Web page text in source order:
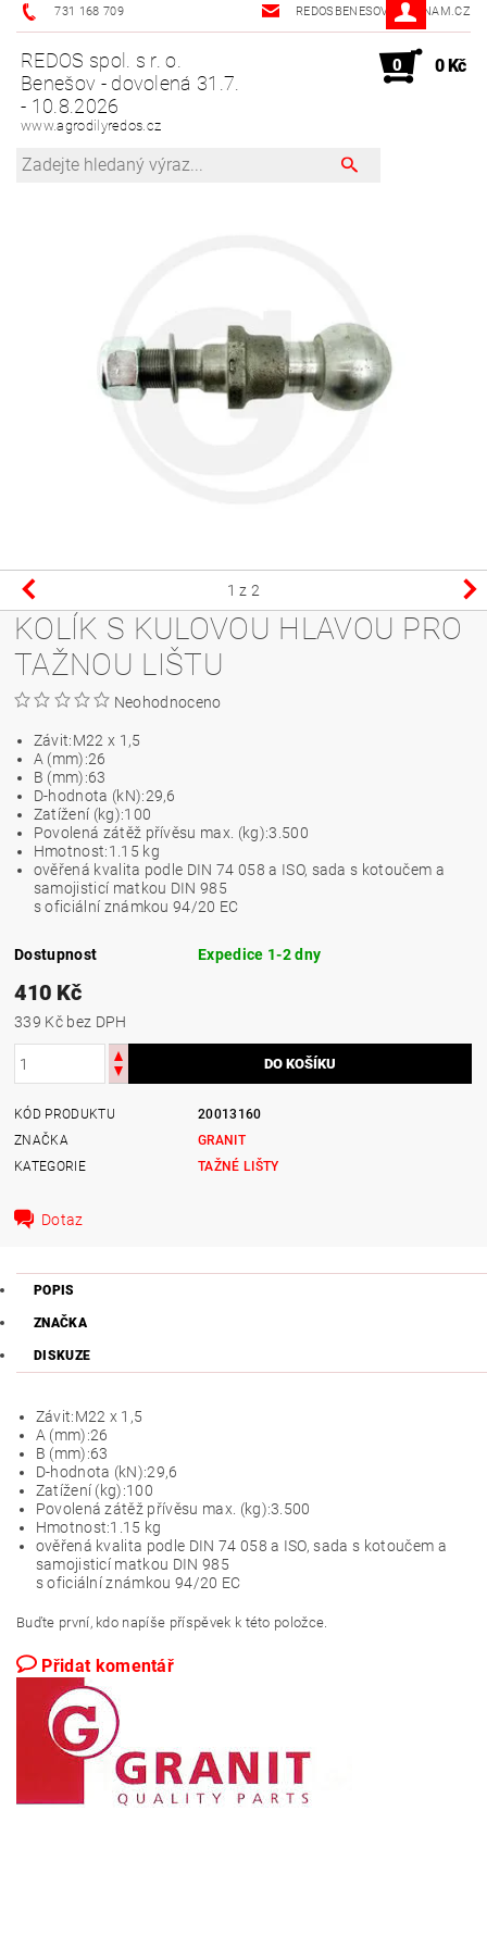
731 168 709 REDOSBENESOV@SEZNAM.CZ
REDOS spol. s r. o.
Benešov - dovolená 31.7.
- 10.8.2026
www.agrodilyredos.cz
0 0 Kč
1 z 2
KOLÍK S KULOVOU HLAVOU PRO
TAŽNOU LIŠTU
Neohodnoceno
Závit:M22 x 1,5
A (mm):26
B (mm):63
D-hodnota (kN):29,6
Zatížení (kg):100
Povolená zátěž přívěsu max. (kg):3.500
Hmotnost:1.15 kg
ověřená kvalita podle DIN 74 058 a ISO, sada s kotoučem a
samojisticí matkou DIN 985
s oficiální známkou 94/20 EC
Dostupnost Expedice 1-2 dny
410 Kč
339 Kč bez DPH
KÓD PRODUKTU
20013160
ZNAČKA
GRANIT
KATEGORIE
TAŽNÉ LIŠTY
Dotaz
POPIS
ZNAČKA
DISKUZE
Závit:M22 x 1,5
A (mm):26
B (mm):63
D-hodnota (kN):29,6
Zatížení (kg):100
Povolená zátěž přívěsu max. (kg):3.500
Hmotnost:1.15 kg
ověřená kvalita podle DIN 74 058 a ISO, sada s kotoučem a
samojisticí matkou DIN 985
s oficiální známkou 94/20 EC
Buďte první, kdo napíše příspěvek k této položce.
Přidat komentář